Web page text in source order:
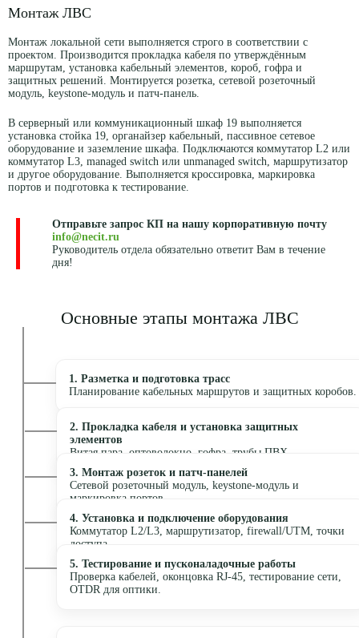
Монтаж ЛВС
Монтаж локальной сети выполняется строго в соответствии с
проектом. Производится прокладка кабеля по утверждённым
маршрутам, установка кабельный элементов, короб, гофра и
защитных решений. Монтируется розетка, сетевой розеточный
модуль, keystone-модуль и патч-панель.
В серверный или коммуникационный шкаф 19 выполняется
установка стойка 19, органайзер кабельный, пассивное сетевое
оборудование и заземление шкафа. Подключаются коммутатор L2 или
коммутатор L3, managed switch или unmanaged switch, маршрутизатор
и другое оборудование. Выполняется кроссировка, маркировка
портов и подготовка к тестирование.
Отправьте запрос КП на нашу корпоративную почту
info@necit.ru
Руководитель отдела обязательно ответит Вам в течение
дня!
Основные этапы монтажа ЛВС
1. Разметка и подготовка трасс
Планирование кабельных маршрутов и защитных коробов.
2. Прокладка кабеля и установка защитных
элементов
Витая пара, оптоволокно, гофра, трубы ПВХ.
3. Монтаж розеток и патч-панелей
Сетевой розеточный модуль, keystone-модуль и
маркировка портов.
4. Установка и подключение оборудования
Коммутатор L2/L3, маршрутизатор, firewall/UTM, точки
доступа.
5. Тестирование и пусконаладочные работы
Проверка кабелей, оконцовка RJ-45, тестирование сети,
OTDR для оптики.